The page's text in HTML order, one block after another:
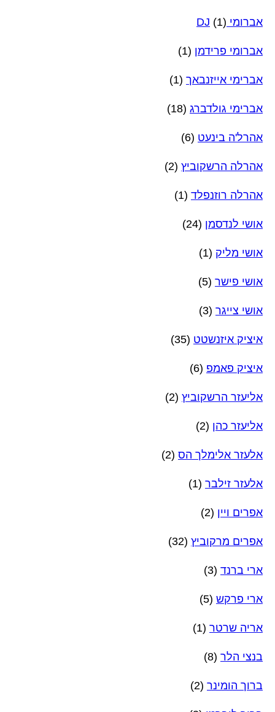
אברומי DJ (1)
אברומי פרידמן (1)
אברימי אייזנבאך (1)
אברימי גולדברג (18)
אהרל'ה בינעט (6)
אהרלה הרשקוביץ (2)
אהרלה רוזנפלד (1)
אושי לנדסמן (24)
אושי מליק (1)
אושי פישר (5)
אושי צייגר (3)
איציק איזנשטט (35)
איציק פאמפ (6)
אליעזר הרשקוביץ (2)
אליעזר כהן (2)
אלעזר אלימלך הס (2)
אלעזר זילבר (1)
אפרים ויין (2)
אפרים מרקוביץ (32)
ארי ברנד (3)
ארי פרקש (5)
אריה שרטר (1)
בנצי הלר (8)
ברוך הומינר (2)